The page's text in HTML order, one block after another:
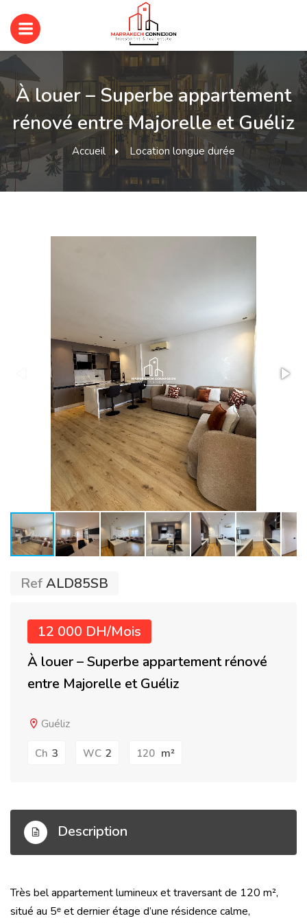
À louer – Superbe appartement
rénové entre Majorelle et Guéliz
Accueil Location longue durée
RefALD85SB
12 000 DH/Mois
À louer – Superbe appartement rénové
entre Majorelle et Guéliz
Guéliz
Ch 3 WC 2 120 m²
Description
Très bel appartement lumineux et traversant de 120 m²,
situé au 5ᵉ et dernier étage d’une résidence calme,